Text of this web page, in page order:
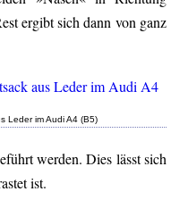
ergibt sich dann von ganz
Leder im Audi A4 (B5)
werden. Dies lässt sich
ist.